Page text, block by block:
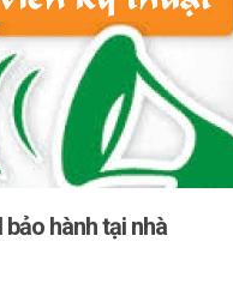
hành tại nhà